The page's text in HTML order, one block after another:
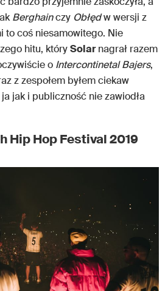
Berghainczy Obłędw wersji z
to coś niesamowitego. Nie
hitu, którySolarnagrał razem
o Intercontinetal Bajers,
z zespołem byłem ciekaw
jak i publiczność nie zawiodła
Hip Hop Festival 2019